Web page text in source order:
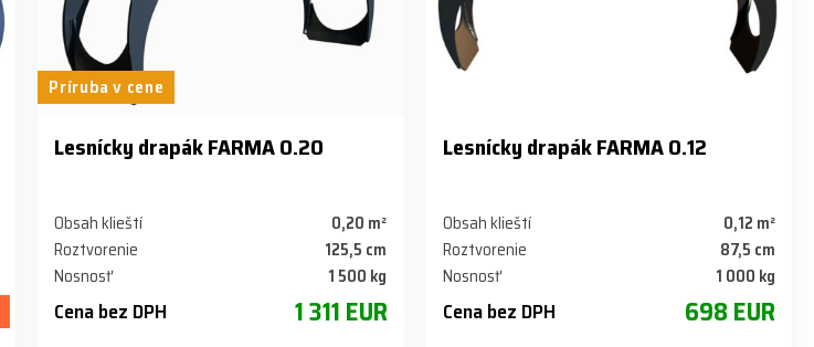
Príruba v cene
Lesnícky drapák FARMA 0.20
Obsah klieští
0,20 m²
Roztvorenie
125,5 cm
Nosnosť
1 500 kg
Cena bez DPH 1 311 EUR
Lesnícky drapák FARMA 0.12
Obsah klieští
0,12 m²
Roztvorenie
87,5 cm
Nosnosť
1 000 kg
Cena bez DPH 698 EUR